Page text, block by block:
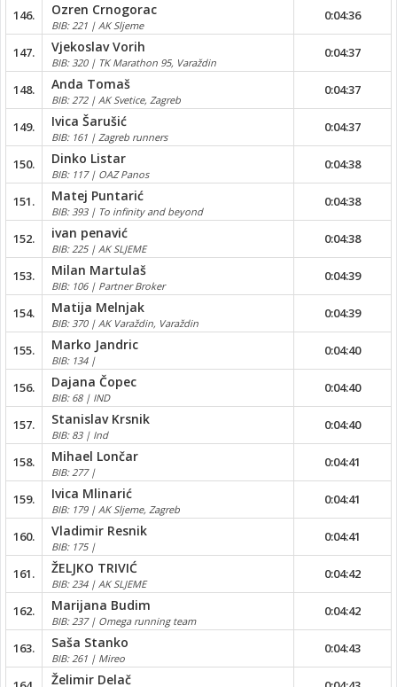
146. Ozren Crnogorac
BIB: 221 | AK Sljeme
0:04:36
147. Vjekoslav Vorih
BIB: 320 | TK Marathon 95, Varaždin
0:04:37
148. Anda Tomaš
BIB: 272 | AK Svetice, Zagreb
0:04:37
149. Ivica Šarušić
BIB: 161 | Zagreb runners
0:04:37
150. Dinko Listar
BIB: 117 | OAZ Panos
0:04:38
151. Matej Puntarić
BIB: 393 | To infinity and beyond
0:04:38
152. ivan penavić
BIB: 225 | AK SLJEME
0:04:38
153. Milan Martulaš
BIB: 106 | Partner Broker
0:04:39
154. Matija Melnjak
BIB: 370 | AK Varaždin, Varaždin
0:04:39
155. Marko Jandric
BIB: 134 |
0:04:40
156. Dajana Čopec
BIB: 68 | IND
0:04:40
157. Stanislav Krsnik
BIB: 83 | Ind
0:04:40
158. Mihael Lončar
BIB: 277 |
0:04:41
159. Ivica Mlinarić
BIB: 179 | AK Sljeme, Zagreb
0:04:41
160. Vladimir Resnik
BIB: 175 |
0:04:41
161. ŽELJKO TRIVIĆ
BIB: 234 | AK SLJEME
0:04:42
162. Marijana Budim
BIB: 237 | Omega running team
0:04:42
163. Saša Stanko
BIB: 261 | Mireo
0:04:43
Želimir Delač